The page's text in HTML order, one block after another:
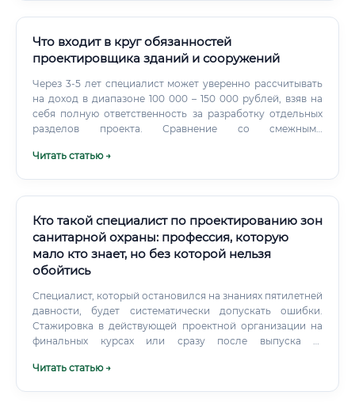
Что входит в круг обязанностей
проектировщика зданий и сооружений
Через 3-5 лет специалист может уверенно рассчитывать
на доход в диапазоне 100 000 – 150 000 рублей, взяв на
себя полную ответственность за разработку отдельных
разделов проекта. Сравнение со смежными
ПТО Часто профессию проектировщика путают со
как они выполняют разные, но одинаково важные
функции.
Читать статью →
Кто такой специалист по проектированию зон
санитарной охраны: профессия, которую
мало кто знает, но без которой нельзя
обойтись
Специалист, который остановился на знаниях пятилетней
давности, будет систематически допускать ошибки.
Стажировка в действующей проектной организации на
финальных курсах или сразу после выпуска —
Читать статью →